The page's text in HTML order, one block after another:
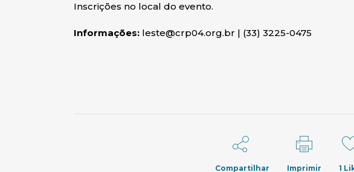
Inscrições no local do evento.
Informações: leste@crp04.org.br | (33) 3225-0475
Compartilhar Imprimir 1